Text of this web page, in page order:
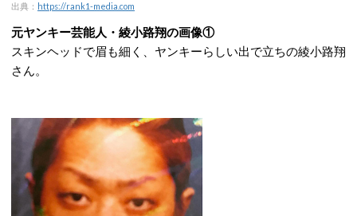
出典： https://rank1-media.com
元ヤンキー芸能人・綾小路翔の画像①
スキンヘッドで眉も細く、ヤンキーらしい出で立ちの綾小路翔
さん。